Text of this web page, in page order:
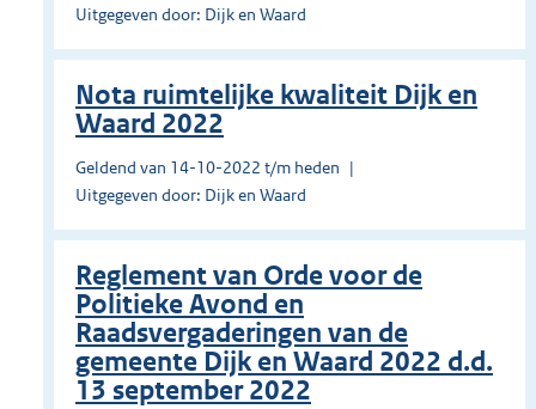
Uitgegeven door: Dijk en Waard
Nota ruimtelijke kwaliteit Dijk en
Waard 2022
Geldend van 14-10-2022 t/m heden
Uitgegeven door: Dijk en Waard
Reglement van Orde voor de
Politieke Avond en
Raadsvergaderingen van de
gemeente Dijk en Waard 2022 d.d.
13 september 2022